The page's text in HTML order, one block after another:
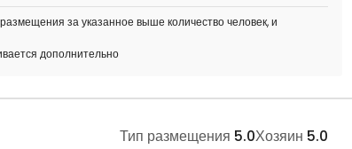
за указанное выше количество человек, и
дополнительно
Тип размещения 5.0Хозяин 5.0